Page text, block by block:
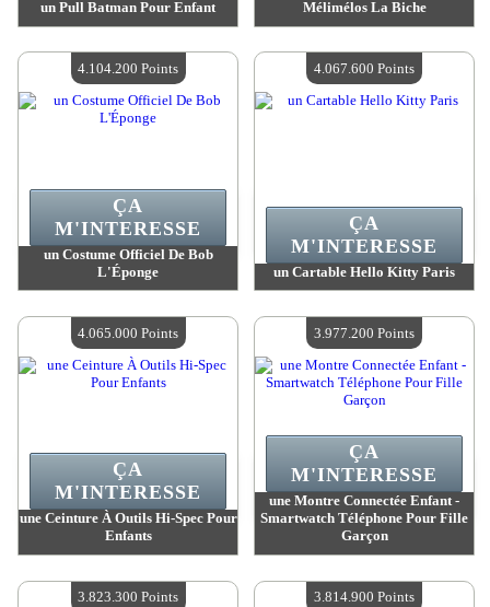
un Pull Batman Pour Enfant
Quantité Disponible :4
Mélimélos La Biche
Quantité Disponible :4
un Costume Officiel De Bob
L'Éponge
Quantité Disponible :4
ÇA
M'INTERESSE
4.104.200 Points
un Cartable Hello Kitty Paris
Quantité Disponible :4
ÇA
M'INTERESSE
4.067.600 Points
une Ceinture À Outils Hi-Spec Pour
Enfants
Quantité Disponible :4
ÇA
M'INTERESSE
4.065.000 Points
une Montre Connectée Enfant -
Smartwatch Téléphone Pour Fille
Garçon
Quantité Disponible :4
ÇA
M'INTERESSE
3.977.200 Points
3.823.300 Points 3.814.900 Points